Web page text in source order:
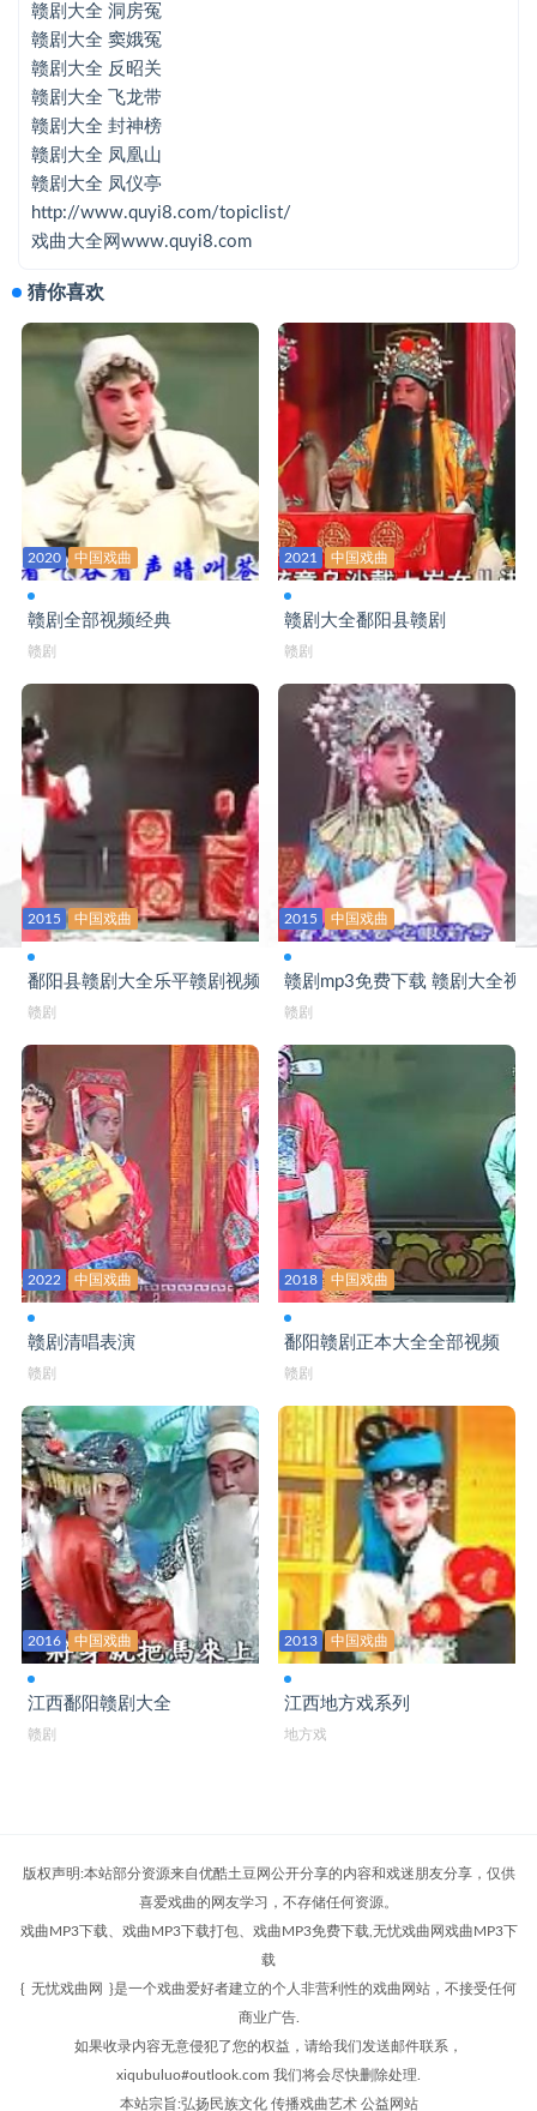
赣剧大全 洞房冤
赣剧大全 窦娥冤
赣剧大全 飞龙带
赣剧大全 封神榜 A
赣剧大全 封神榜 B
赣剧大全 封神榜 C
赣剧大全 凤凰山
赣剧大全 凤仪亭
赣剧大全 父子状元
赣剧大全 龟山奇案
赣剧大全 海瑞骂相
赣剧大全 邯郸梦
赣剧大全 汉宫惊魂
赣剧大全 合玉环
赣剧大全 花亭会
赣剧大全 黄鹤楼
赣剧大全 黄金台
赣剧大全 火烧裴元庆
赣剧大全 降天雪
赣剧大全 节孝图
赣剧大全 节义贤
赣剧大全 借女冲喜
赣剧大全 借靴
赣剧大全 荆钗记
赣剧大全 九更天
赣剧大全 九件衣
赣剧大全 九锡宫
赣剧大全 狸猫换太子
赣剧大全 龙凤呈祥
赣剧大全 龙凤阁
赣剧大全 鸾腰带
赣剧大全 罗帕记
赣剧大全 马前泼水
赣剧大全 马义救主
赣剧大全 哪吒闹海
赣剧大全 尼姑思凡
赣剧大全 秦雪梅吊孝
赣剧大全 洞房冤
赣剧大全 窦娥冤
赣剧大全 反昭关
赣剧大全 飞龙带
赣剧大全 封神榜
赣剧大全 凤凰山
赣剧大全 凤仪亭
http://www.quyi8.com/topiclist/
戏曲大全网www.quyi8.com
猜你喜欢
2020 中国戏曲
赣剧全部视频经典
赣剧
2021 中国戏曲
赣剧大全鄱阳县赣剧
赣剧
2015 中国戏曲
鄱阳县赣剧大全乐平赣剧视频
赣剧
2015 中国戏曲
赣剧mp3免费下载 赣剧大全视
赣剧
2022 中国戏曲
赣剧清唱表演
赣剧
2018 中国戏曲
鄱阳赣剧正本大全全部视频
赣剧
2016 中国戏曲
江西鄱阳赣剧大全
赣剧
2013 中国戏曲
江西地方戏系列
地方戏
版权声明:本站部分资源来自优酷土豆网公开分享的内容和戏迷朋友分享，仅供
喜爱戏曲的网友学习，不存储任何资源。
戏曲MP3下载、戏曲MP3下载打包、戏曲MP3免费下载,无忧戏曲网戏曲MP3下
载
{ 无忧戏曲网 }是一个戏曲爱好者建立的个人非营利性的戏曲网站，不接受任何
商业广告.
如果收录内容无意侵犯了您的权益，请给我们发送邮件联系，
xiqubuluo#outlook.com 我们将会尽快删除处理.
本站宗旨:弘扬民族文化 传播戏曲艺术 公益网站